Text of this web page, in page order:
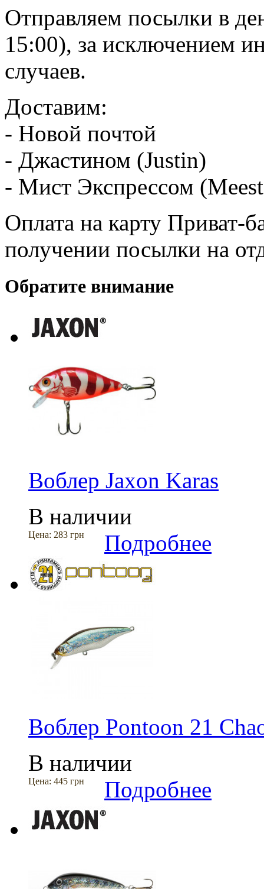
Отправляем посылки в
15:00), за исключением
случаев.
Доставим:
- Новой почтой
- Джастином (Justin)
- Мист Экспрессом
Оплата на карту Приват-
получении посылки на
Обратите внимание
Воблер Jaxon Karas
В наличии
Цена: 283 грн Подробнее
Воблер Pontoon 21
В наличии
Цена: 445 грн Подробнее